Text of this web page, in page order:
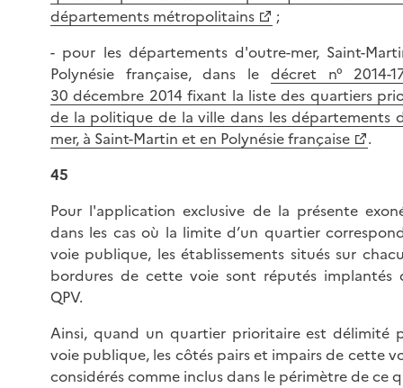
départements métropolitains
;
- pour les départements d'outre-mer, Saint-
Polynésie française, dans le décret n° 2014-
30 décembre 2014 fixant la liste des quartiers
de la politique de la ville dans les départements
mer, à Saint-Martin et en Polynésie française
.
45
Pour l'application exclusive de la présente
dans les cas où la limite d’un quartier
voie publique, les établissements situés sur
bordures de cette voie sont réputés implantés
QPV.
Ainsi, quand un quartier prioritaire est délimité
voie publique, les côtés pairs et impairs de cette
considérés comme inclus dans le périmètre de ce